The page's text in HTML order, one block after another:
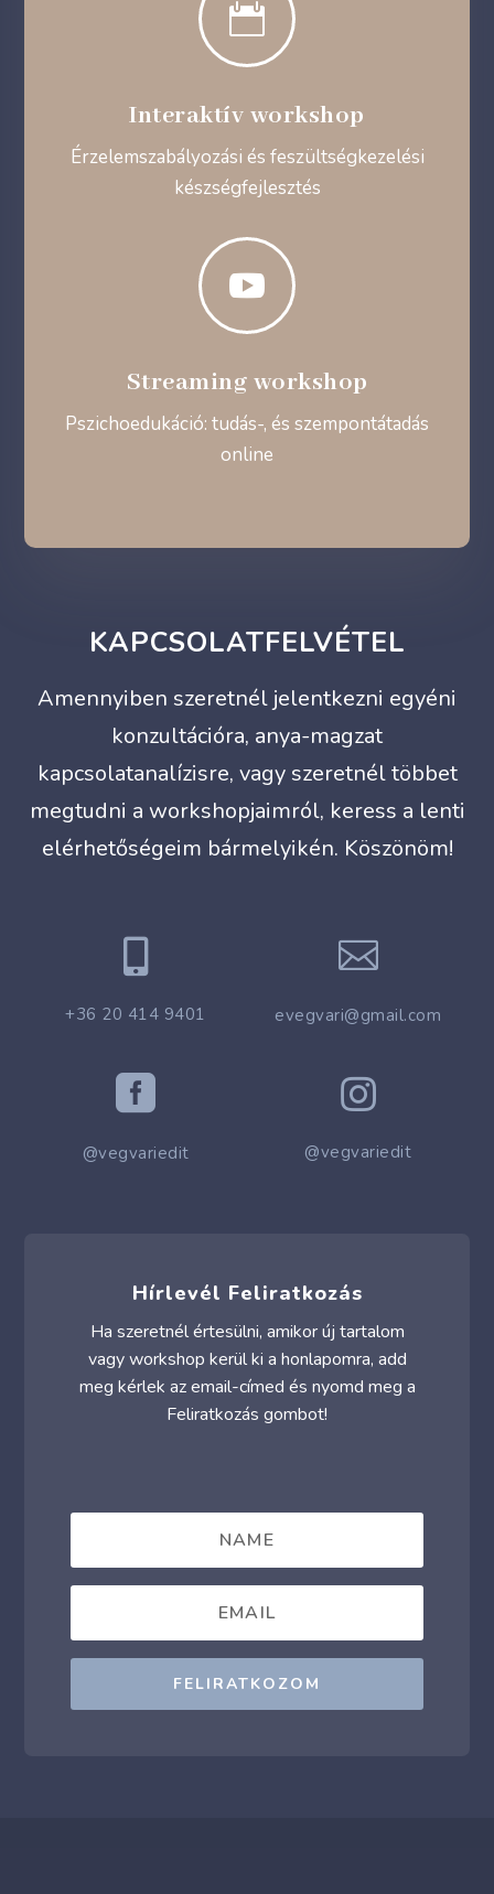

Interaktív workshop
Érzelemszabályozási és feszültségkezelési
készségfejlesztés

Streaming workshop
Pszichoedukáció: tudás-, és szempontátadás
online
KAPCSOLATFELVÉTEL
Amennyiben szeretnél jelentkezni egyéni
konzultációra, anya-magzat
kapcsolatanalízisre, vagy szeretnél többet
megtudni a workshopjaimról, keress a lenti
elérhetőségeim bármelyikén. Köszönöm!

+36 20 414 9401

evegvari@gmail.com

@vegvariedit

@vegvariedit
Hírlevél Feliratkozás
Ha szeretnél értesülni, amikor új tartalom
vagy workshop kerül ki a honlapomra, add
meg kérlek az email-címed és nyomd meg a
Feliratkozás gombot!
FELIRATKOZOM